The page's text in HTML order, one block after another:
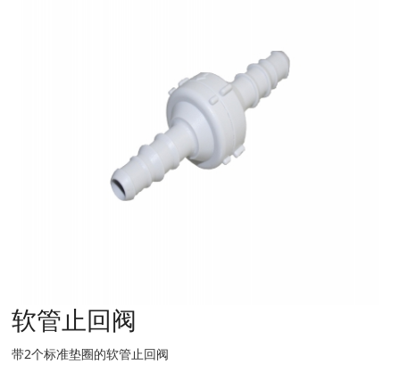
软管止回阀
带2个标准垫圈的软管止回阀